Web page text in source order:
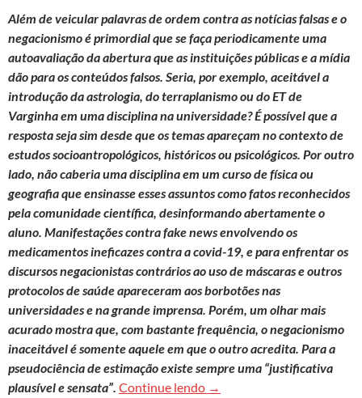
Além de veicular palavras de ordem contra as notícias falsas e o
negacionismo é primordial que se faça periodicamente uma
autoavaliação da abertura que as instituições públicas e a mídia
dão para os conteúdos falsos. Seria, por exemplo, aceitável a
introdução da astrologia, do terraplanismo ou do ET de
Varginha em uma disciplina na universidade? É possível que a
resposta seja sim desde que os temas apareçam no contexto de
estudos socioantropológicos, históricos ou psicológicos. Por outro
lado, não caberia uma disciplina em um curso de física ou
geografia que ensinasse esses assuntos como fatos reconhecidos
pela comunidade científica, desinformando abertamente o
aluno. Manifestações contra fake news envolvendo os
medicamentos ineficazes contra a covid-19, e para enfrentar os
discursos negacionistas contrários ao uso de máscaras e outros
protocolos de saúde apareceram aos borbotões nas
universidades e na grande imprensa. Porém, um olhar mais
acurado mostra que, com bastante frequência, o negacionismo
inaceitável é somente aquele em que o outro acredita. Para a
pseudociência de estimação existe sempre uma “justificativa
plausível e sensata”. Continue lendo Fake news e a introdução
→